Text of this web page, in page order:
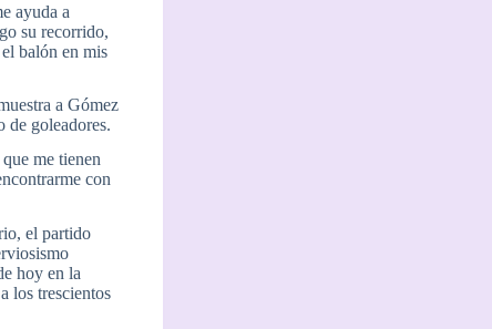
ayuda a
su recorrido,
balón en mis
a Gómez
de goleadores.
me tienen
con
el partido
hoy en la
los trescientos